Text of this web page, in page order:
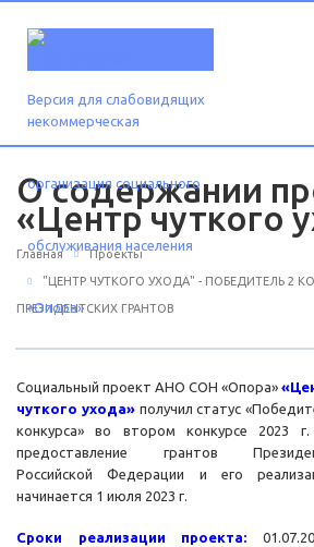
Версия для слабовидящих
О содержании
«Центр чуткого
Главная Проекты
"ЦЕНТР ЧУТКОГО УХОДА" - ПОБЕДИТЕЛЬ 2
ПРЕЗИДЕНТСКИХ ГРАНТОВ
Социальный проект АНО СОН «Опора»
чуткого ухода»получил статус
конкурса» во втором конкурсе 2023
предоставление грантов
Российской Федерации и его
начинается 1 июля 2023 г.
Сроки реализации проекта: